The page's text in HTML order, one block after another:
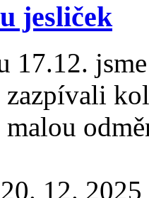
jesliček
17.12.
20. 12. 2025